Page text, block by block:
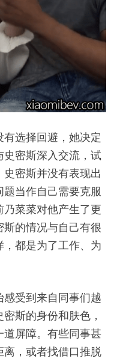
选择回避，她决定
密斯深入交流，试
密斯并没有表现出
当作自己需要克服
菜菜对他产生了更
的情况与自己有很
都是为了工作、为
受到来自同事们越
斯的身份和肤色，
屏障。有些同事甚
，或者找借口推脱